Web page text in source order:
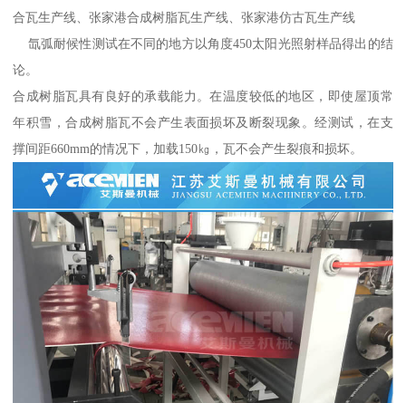
合瓦生产线、张家港合成树脂瓦生产线、张家港仿古瓦生产线
氙弧耐候性测试在不同的地方以角度450太阳光照射样品得出的结
论。
合成树脂瓦具有良好的承载能力。在温度较低的地区，即使屋顶常
年积雪，合成树脂瓦不会产生表面损坏及断裂现象。经测试，在支
撑间距660mm的情况下，加载150㎏，瓦不会产生裂痕和损坏。